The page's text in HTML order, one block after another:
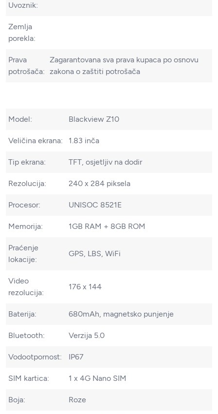
Uvoznik:
Zemlja
porekla:
Prava
potrošača:
Zagarantovana sva prava kupaca po osnovu
zakona o zaštiti potrošača
Model: Blackview Z10
Veličina ekrana: 1.83 inča
Tip ekrana: TFT, osjetljiv na dodir
Rezolucija: 240 x 284 piksela
Procesor: UNISOC 8521E
Memorija: 1GB RAM + 8GB ROM
Praćenje
lokacije:
GPS, LBS, WiFi
Video
rezolucija:
176 x 144
Baterija: 680mAh, magnetsko punjenje
Bluetooth: Verzija 5.0
Vodootpornost: IP67
SIM kartica: 1 x 4G Nano SIM
Boja: Roze